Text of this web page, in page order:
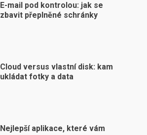
E-mail pod kontrolou: jak se
zbavit přeplněné schránky
Cloud versus vlastní disk: kam
ukládat fotky a data
Nejlepší aplikace, které vám